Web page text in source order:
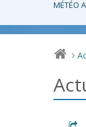
MÉTÉO
>